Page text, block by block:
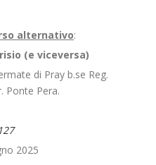
alternativo:
(e viceversa)
di Pray b.se Reg.
Ponte Pera.
2025